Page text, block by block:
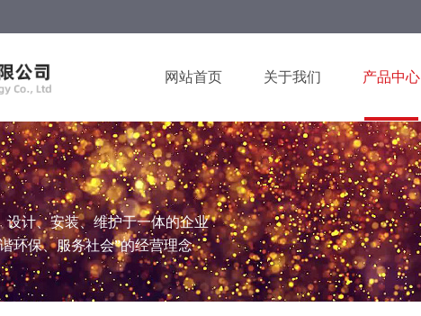
网站首页 关于我们 产品中心
设计、安装、维护于一体的企业
环保、服务社会”的经营理念